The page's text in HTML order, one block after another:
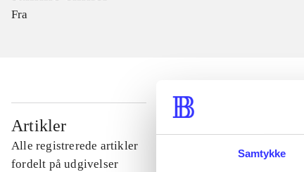
Samtykke
Fra
Artikler
Alle registrerede artikler
fordelt på udgivelser